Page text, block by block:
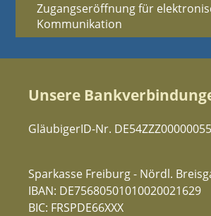
Zugangseröffnung für
Kommunikation
Unsere
GläubigerID-Nr.
Sparkasse Freiburg - Nördl.
IBAN: DE75680501010020021629
BIC: FRSPDE66XXX